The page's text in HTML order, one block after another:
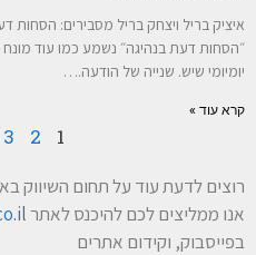
איציק בריל ויצחק בריל מסבירים: הסחות
״הסחות דעת בנהיגה״ נשמע כמו עוד
יומיומי שיש. שנייה של הודעה.…
קרא עוד »
1
2
3
רוצים לדעת עוד על תחום השיווק
אנו ממליצים לכם להיכנס לאתר
בפייסבוק, וקידום אתרים